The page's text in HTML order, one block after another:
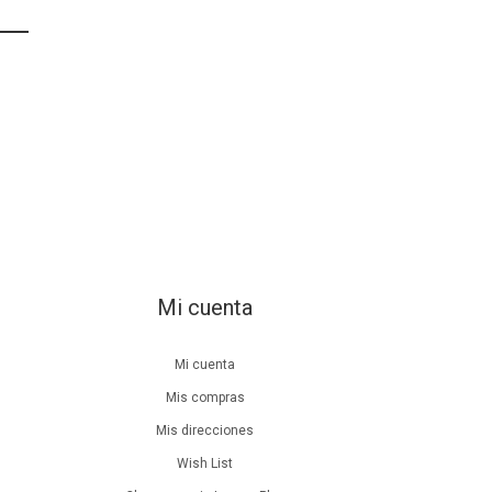
Mi cuenta
Mi cuenta
Mis compras
Mis direcciones
Wish List